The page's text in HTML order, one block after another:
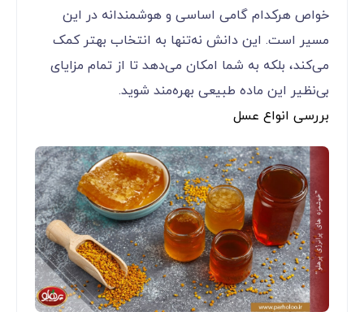
خواص هرکدام گامی اساسی و هوشمندانه در این
مسیر است. این دانش نه‌تنها به انتخاب بهتر کمک
می‌کند، بلکه به شما امکان می‌دهد تا از تمام مزایای
بی‌نظیر این ماده طبیعی بهره‌مند شوید.
بررسی انواع عسل